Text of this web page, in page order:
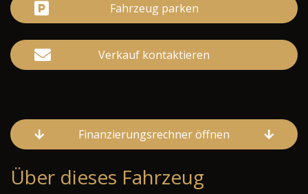
Fahrzeug parken
Verkauf kontaktieren
Finanzierungsrechner öffnen
Über dieses Fahrzeug